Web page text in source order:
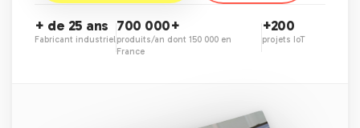
+ de 25 ans
Fabricant industriel
700 000+
produits/an dont 150 000 en
France
+200
projets IoT